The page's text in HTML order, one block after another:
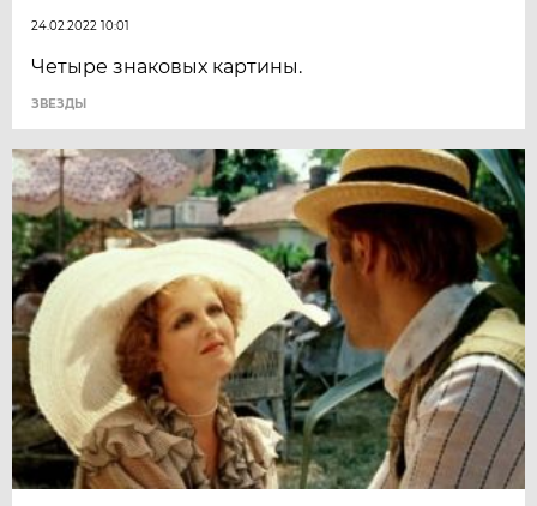
24.02.2022 10:01
Четыре знаковых картины.
ЗВЕЗДЫ